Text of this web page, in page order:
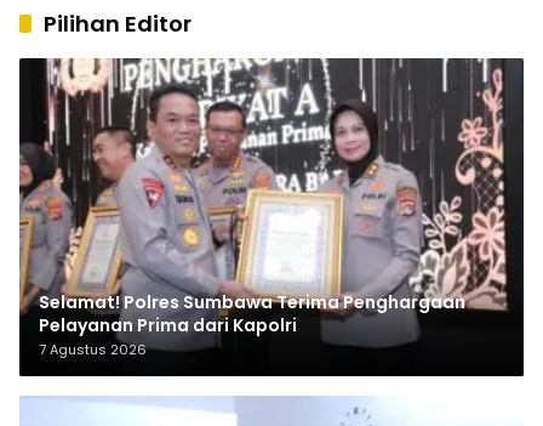
Pilihan Editor
Selamat! Polres Sumbawa Terima Penghargaan
Pelayanan Prima dari Kapolri
7 Agustus 2026